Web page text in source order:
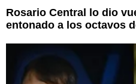
Rosario Central lo dio
entonado a los octavos